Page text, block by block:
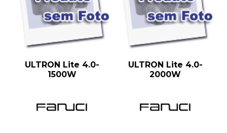
ULTRON Lite 4.0-
1500W
ULTRON Lite 4.0-
2000W